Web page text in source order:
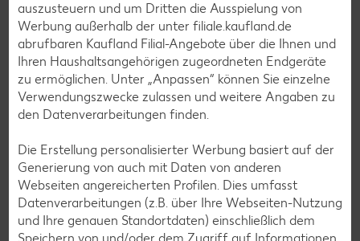
Kaufland-App: cleverer Einkaufshelfer mit
Kaufland Card XTRA
Entdecke unsere Filial-Angebote, verpasse dank
Angebotsalarm kein Angebote mehr und plane deinen
Einkauf entspannt mit der digitalen Einkaufsliste. Ob
exklusive Kaufland Card XTRA Vorteile, unser riesiger
Online-Marktplatz Kaufland.de oder der schnelle Filialfinder
auszusteuern und um Dritten die Ausspielung von
Werbung außerhalb der unter filiale.kaufland.de
abrufbaren Kaufland Filial-Angebote über die Ihnen und
Ihren Haushaltsangehörigen zugeordneten Endgeräte
zu ermöglichen. Unter „Anpassen“ können Sie einzelne
Verwendungszwecke zulassen und weitere Angaben zu
den Datenverarbeitungen finden.
Die Erstellung personalisierter Werbung basiert auf der
Generierung von auch mit Daten von anderen
Webseiten angereicherten Profilen. Dies umfasst
Datenverarbeitungen (z.B. über Ihre Webseiten-Nutzung
und Ihre genauen Standortdaten) einschließlich dem